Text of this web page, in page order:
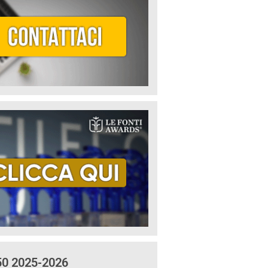
2025-2026